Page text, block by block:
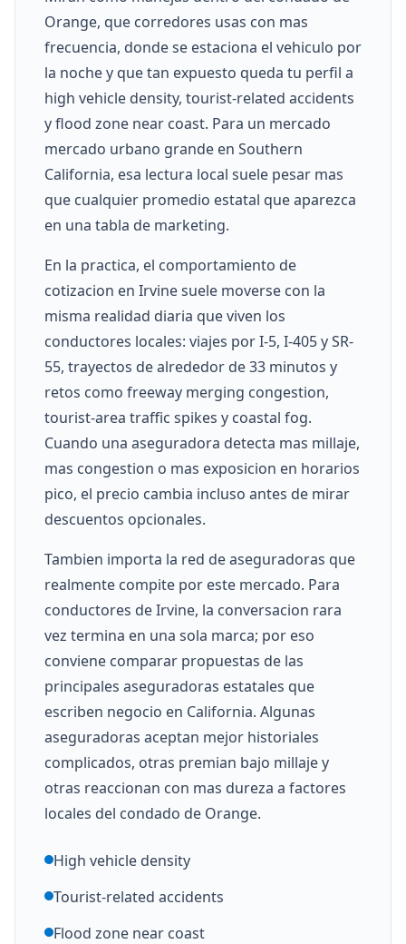
Orange, que corredores usas con mas
frecuencia, donde se estaciona el vehiculo por
la noche y que tan expuesto queda tu perfil a
high vehicle density, tourist-related accidents
y flood zone near coast. Para un mercado
mercado urbano grande en Southern
California, esa lectura local suele pesar mas
que cualquier promedio estatal que aparezca
en una tabla de marketing.
En la practica, el comportamiento de
cotizacion en Irvine suele moverse con la
misma realidad diaria que viven los
conductores locales: viajes por I-5, I-405 y SR-
55, trayectos de alrededor de 33 minutos y
retos como freeway merging congestion,
tourist-area traffic spikes y coastal fog.
Cuando una aseguradora detecta mas millaje,
mas congestion o mas exposicion en horarios
pico, el precio cambia incluso antes de mirar
descuentos opcionales.
Tambien importa la red de aseguradoras que
realmente compite por este mercado. Para
conductores de Irvine, la conversacion rara
vez termina en una sola marca; por eso
conviene comparar propuestas de las
principales aseguradoras estatales que
escriben negocio en California. Algunas
aseguradoras aceptan mejor historiales
complicados, otras premian bajo millaje y
otras reaccionan con mas dureza a factores
locales del condado de Orange.
High vehicle density
Tourist-related accidents
Flood zone near coast